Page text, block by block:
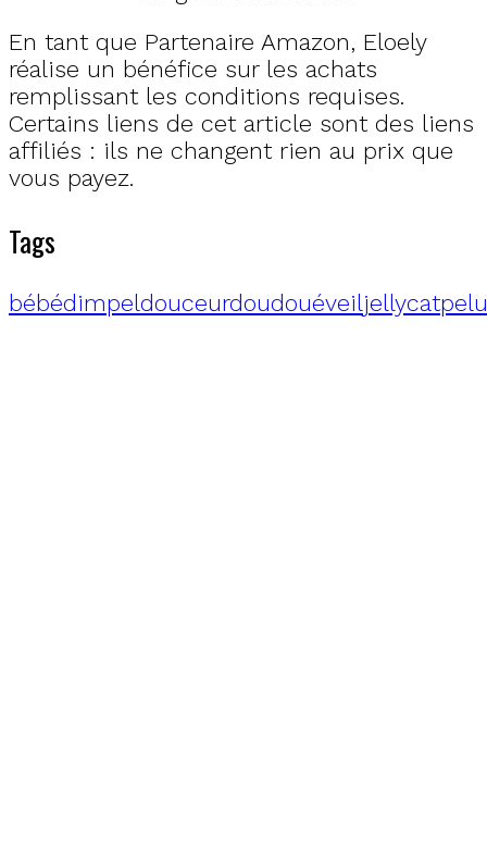
En tant que Partenaire Amazon, Eloely
réalise un bénéfice sur les achats
remplissant les conditions requises.
Certains liens de cet article sont des liens
affiliés : ils ne changent rien au prix que
vous payez.
Tags
bébédimpeldouceurdoudouéveiljellycat